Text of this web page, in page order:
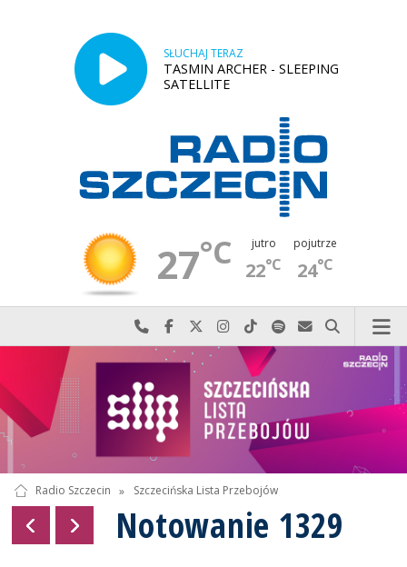
SŁUCHAJ TERAZ
TASMIN ARCHER - SLEEPING
SATELLITE
27°C jutro
22°C
pojutrze
24°C
Najlepiej po prostu do nas zadzwoń
Odwiedź nas na Facebook-u
Odwiedź nas na X
Odwiedź nas na Instagram-ie
Odwiedź nas na TikTok-u
Szukaj nas na Spotify
Wyślij do nas
Szukaj
Radio Szczecin » Szczecińska Lista Przebojów
Notowanie 1329